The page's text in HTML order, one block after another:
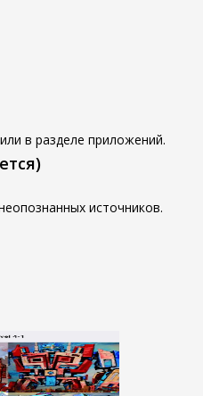
в разделе приложений.
источников.